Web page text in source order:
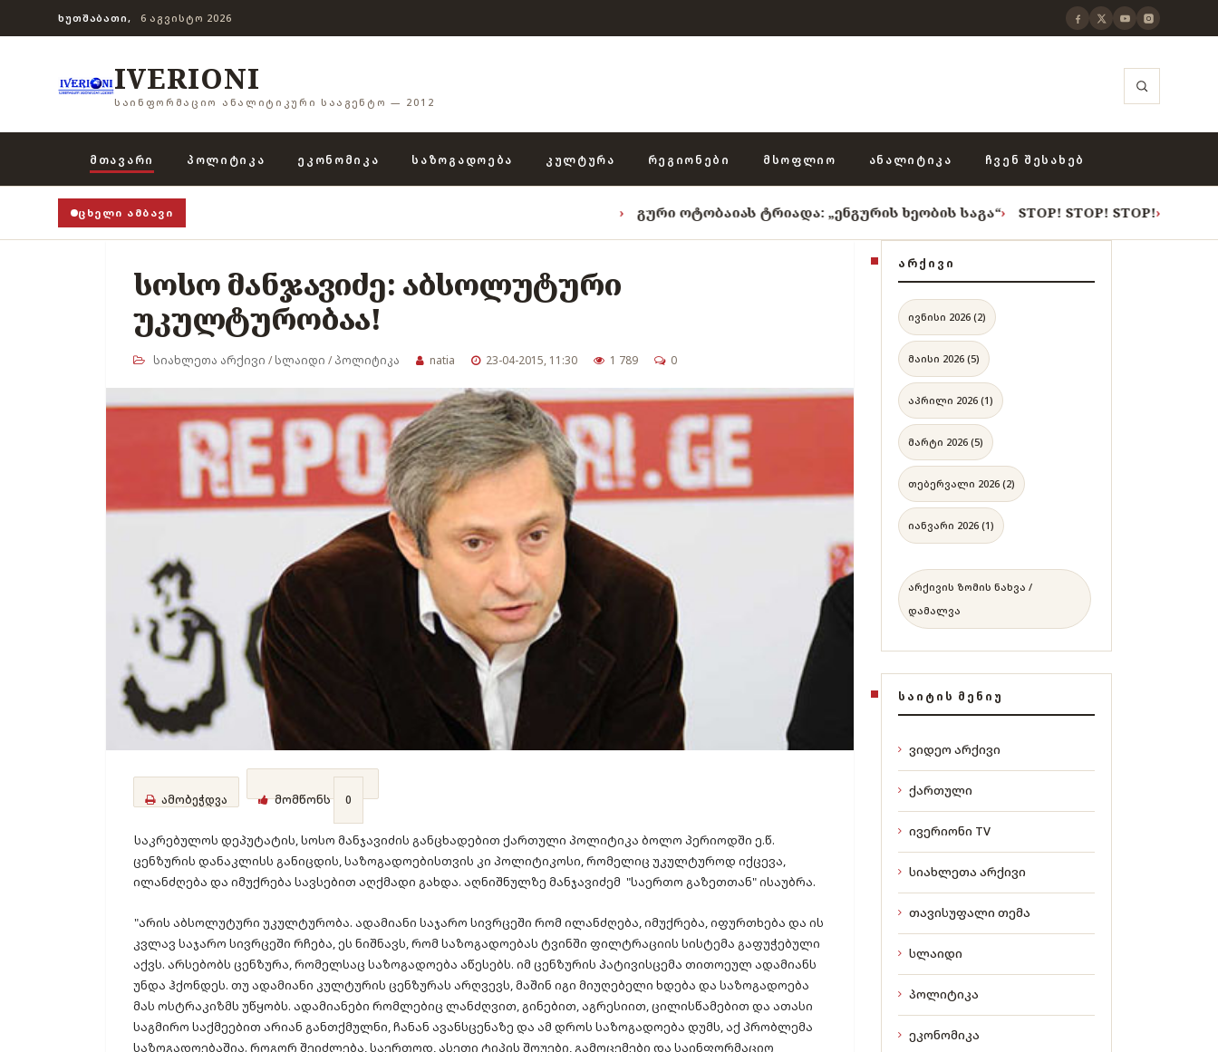
ᲮᲣᲗᲨᲐᲑᲐᲗᲘ, 6 ᲐᲒᲕᲘᲡᲢᲝ 2026
IVERIONI
ᲡᲐᲘᲜᲤᲝᲠᲛᲐᲪᲘᲝ ᲐᲜᲐᲚᲘᲢᲘᲙᲣᲠᲘ ᲡᲐᲐᲒᲔᲜᲢᲝ — 2012
ᲛᲗᲐᲕᲐᲠᲘ ᲞᲝᲚᲘᲢᲘᲙᲐ ᲔᲙᲝᲜᲝᲛᲘᲙᲐ ᲡᲐᲖᲝᲒᲐᲓᲝᲔᲑᲐ ᲙᲣᲚᲢᲣᲠᲐ ᲠᲔᲒᲘᲝᲜᲔᲑᲘ ᲛᲡᲝᲤᲚᲘᲝ ᲐᲜᲐᲚᲘᲢᲘᲙᲐ ᲩᲕᲔᲜ ᲨᲔᲡᲐᲮᲔᲑ
ᲪᲮᲔᲚᲘ ᲐᲛᲑᲐᲕᲘ გური ოტობაიას ტრიადა: „ენგურის ხეობის საგა“› STOP! STOP! STOP!› როცა
სოსო მანჯავიძე: აბსოლუტური
უკულტურობაა!
სიახლეთა არქივი /სლაიდი /პოლიტიკა natia 23-04-2015, 11:30 1 789 0
ამობეჭდვა მომწონს 0
საკრებულოს დეპუტატის, სოსო მანჯავიძის განცხადებით ქართული პოლიტიკა ბოლო პერიოდში ე.წ.
ცენზურის დანაკლისს განიცდის, საზოგადოებისთვის კი პოლიტიკოსი, რომელიც უკულტუროდ იქცევა,
ილანძღება და იმუქრება სავსებით აღქმადი გახდა. აღნიშნულზე მანჯავიძემ "საერთო გაზეთთან" ისაუბრა.
"არის აბსოლუტური უკულტურობა. ადამიანი საჯარო სივრცეში რომ ილანძღება, იმუქრება, იფურთხება და ის
კვლავ საჯარო სივრცეში რჩება, ეს ნიშნავს, რომ საზოგადოებას ტვინში ფილტრაციის სისტემა გაფუჭებული
აქვს. არსებობს ცენზურა, რომელსაც საზოგადოება აწესებს. იმ ცენზურის პატივისცემა თითოეულ ადამიანს
უნდა ჰქონდეს. თუ ადამიანი კულტურის ცენზურას არღვევს, მაშინ იგი მიუღებელი ხდება და საზოგადოება
მას ოსტრაკიზმს უწყობს. ადამიანები რომლებიც ლანძღვით, გინებით, აგრესიით, ცილისწამებით და ათასი
საგმირო საქმეებით არიან განთქმულნი, ჩანან ავანსცენაზე და ამ დროს საზოგადოება დუმს, აქ პრობლემა
საზოგადოებაშია. როგორ შეიძლება, საერთოდ, ასეთი ტიპის შოუები, გამოცემები და საინფორმაციო
ᲐᲠᲥᲘᲕᲘ
ივნისი 2026 (2)
მაისი 2026 (5)
აპრილი 2026 (1)
მარტი 2026 (5)
თებერვალი 2026 (2)
იანვარი 2026 (1)
არქივის ზომის ნახვა /
დამალვა
ᲡᲐᲘᲢᲘᲡ ᲛᲔᲜᲘᲣ
ვიდეო არქივი
ქართული
ივერიონი TV
სიახლეთა არქივი
თავისუფალი თემა
სლაიდი
პოლიტიკა
ეკონომიკა